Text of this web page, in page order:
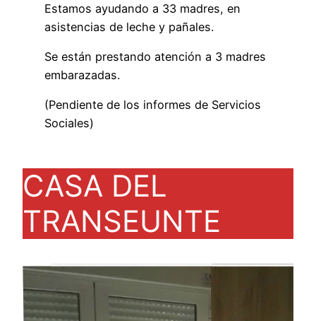
Estamos ayudando a 33 madres, en
asistencias de leche y pañales.
Se están prestando atención a 3 madres
embarazadas.
(Pendiente de los informes de Servicios
Sociales)
CASA DEL
TRANSEUNTE